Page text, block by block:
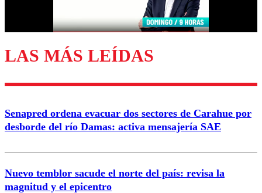
Enviar comentario
LAS MÁS LEÍDAS
Senapred ordena evacuar dos sectores de Carahue por
desborde del río Damas: activa mensajería SAE
Nuevo temblor sacude el norte del país: revisa la
magnitud y el epicentro